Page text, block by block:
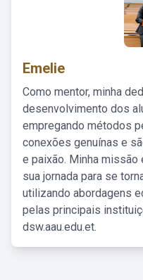
Emelie
Como mentor, minha
desenvolvimento dos
empregando métodos
conexões genuínas e
e paixão. Minha
sua jornada para se
utilizando abordagens
pelas principais
dsw.aau.edu.et.